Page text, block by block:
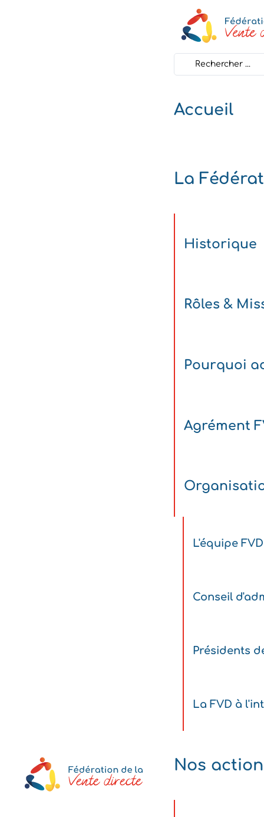
Search
...
Accueil
La
Historique
Rôles &
Pourquoi
Agrément
L'équipe FVD
Conseil
Présidents
La FVD à
Nos